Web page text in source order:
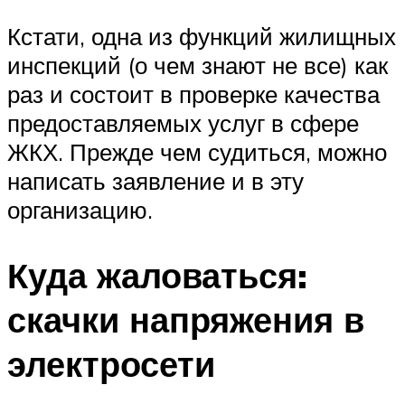
Кстати, одна из функций жилищных
инспекций (о чем знают не все) как
раз и состоит в проверке качества
предоставляемых услуг в сфере
ЖКХ. Прежде чем судиться, можно
написать заявление и в эту
организацию.
Куда жаловаться:
скачки напряжения в
электросети